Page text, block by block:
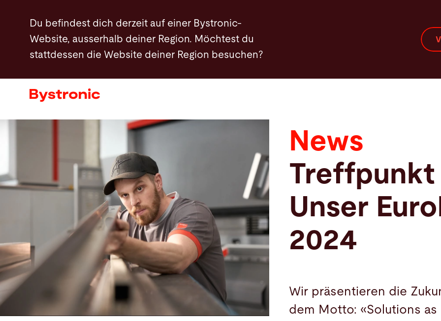
Du befindest dich derzeit auf einer Bystronic-
Website, ausserhalb deiner Region. Möchtest du
stattdessen die Website deiner Region besuchen?
Services
Unternehmen
Suche
Brasilien · Deutsch Kontakt myBystronic
News
Treffpunkt
Unser
2024
Wir präsentieren die
dem Motto: «Solutions as